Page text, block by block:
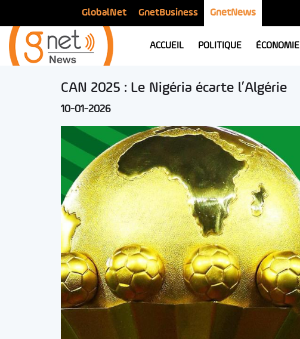
GlobalNet GnetBusiness GnetNews
ACCUEIL POLITIQUE ÉCONOMIE
CAN 2025 : Le Nigéria écarte l’Algérie
10-01-2026